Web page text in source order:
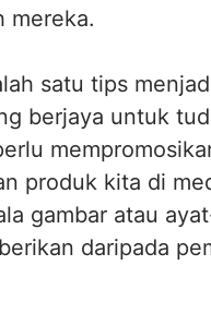
mereka.
satu tips
berjaya untuk
produk kita di
gambar atau
daripada